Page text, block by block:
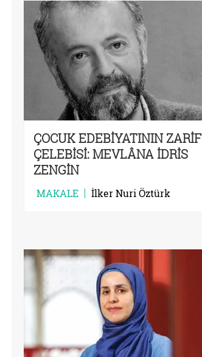
ÇOCUK EDEBİYATININ ZARİF
ÇELEBİSİ: MEVLÂNA İDRİS
ZENGİN
MAKALE İlker Nuri Öztürk